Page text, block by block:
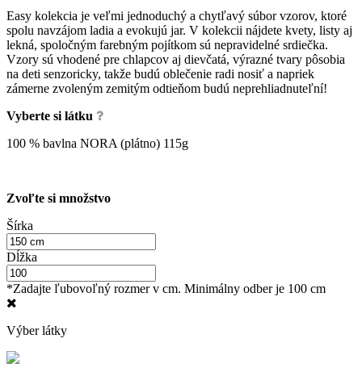
Easy kolekcia je veľmi jednoduchý a chytľavý súbor vzorov, ktoré
spolu navzájom ladia a evokujú jar. V kolekcii nájdete kvety, listy aj
lekná, spoločným farebným pojítkom sú nepravidelné srdiečka.
Vzory sú vhodené pre chlapcov aj dievčatá, výrazné tvary pôsobia
na deti senzoricky, takže budú oblečenie radi nosiť a napriek
zámerne zvoleným zemitým odtieňom budú neprehliadnuteľní!
Vyberte si látku
100 % bavlna NORA (plátno) 115g
Zvoľte si množstvo
Šírka
Dĺžka
*Zadajte ľubovoľný rozmer v cm. Minimálny odber je 100 cm
Výber látky